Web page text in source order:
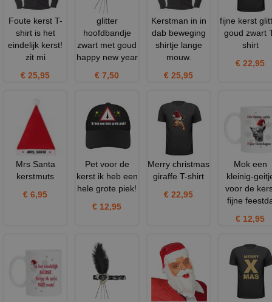
Foute kerst T-
shirt is het
eindelijk kerst!
zit mi
€ 25,95
glitter
hoofdbandje
zwart met goud
happy new year
€ 7,50
Kerstman in in
dab beweging
shirtje lange
mouw.
€ 25,95
fijne kerst
goud zwart
shirt
€ 22,95
Mrs Santa
kerstmuts
€ 6,95
Pet voor de
kerst ik heb een
hele grote piek!
€ 12,95
Merry christmas
giraffe T-shirt
€ 22,95
Mok een
kleinig-
voor de
fijne
€ 12,95